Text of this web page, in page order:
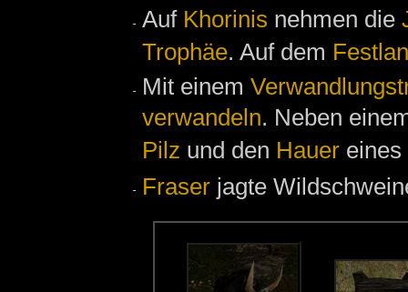
Auf Khorinis nehmen die
Trophäe. Auf dem
Mit einem
verwandeln. Neben
Pilz und den Hauer
Fraser jagte